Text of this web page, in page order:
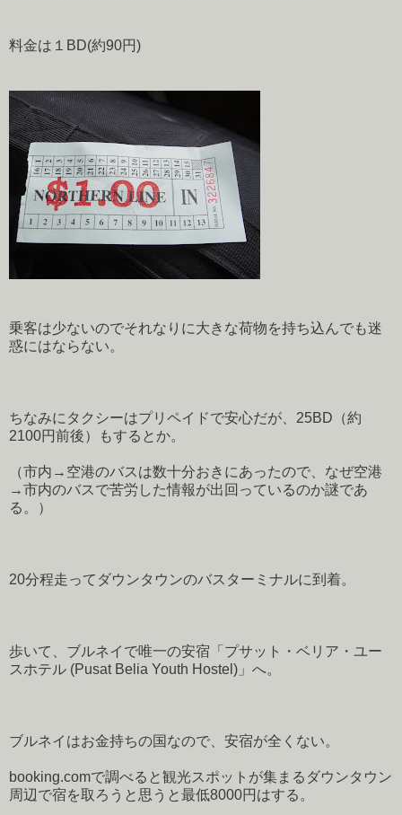
料金は１BD(約90円)
乗客は少ないのでそれなりに大きな荷物を持ち込んでも迷
惑にはならない。
ちなみにタクシーはプリペイドで安心だが、25BD（約
2100円前後）もするとか。
（市内→空港のバスは数十分おきにあったので、なぜ空港
→市内のバスで苦労した情報が出回っているのか謎であ
る。）
20分程走ってダウンタウンのバスターミナルに到着。
歩いて、ブルネイで唯一の安宿「プサット・ベリア・ユー
スホテル (Pusat Belia Youth Hostel)」へ。
ブルネイはお金持ちの国なので、安宿が全くない。
booking.comで調べると観光スポットが集まるダウンタウン
周辺で宿を取ろうと思うと最低8000円はする。